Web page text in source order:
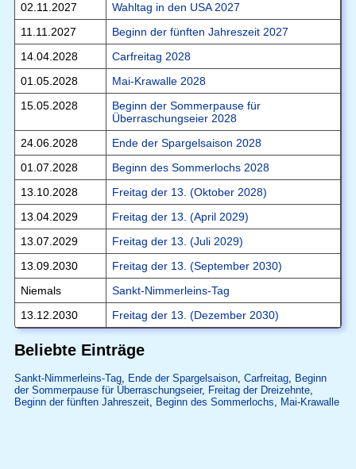
02.11.2027
Wahltag in den USA 2027
11.11.2027
Beginn der fünften Jahreszeit 2027
14.04.2028
Carfreitag 2028
01.05.2028
Mai-Krawalle 2028
15.05.2028
Beginn der Sommerpause für
Überraschungseier 2028
24.06.2028
Ende der Spargelsaison 2028
01.07.2028
Beginn des Sommerlochs 2028
13.10.2028
Freitag der 13. (Oktober 2028)
13.04.2029
Freitag der 13. (April 2029)
13.07.2029
Freitag der 13. (Juli 2029)
13.09.2030
Freitag der 13. (September 2030)
Niemals
Sankt-Nimmerleins-Tag
13.12.2030
Freitag der 13. (Dezember 2030)
Beliebte Einträge
Sankt-Nimmerleins-Tag, Ende der Spargelsaison, Carfreitag, Beginn
der Sommerpause für Überraschungseier, Freitag der Dreizehnte,
Beginn der fünften Jahreszeit, Beginn des Sommerlochs, Mai-Krawalle